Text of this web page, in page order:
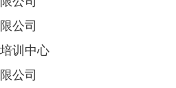
公司
训中心
公司